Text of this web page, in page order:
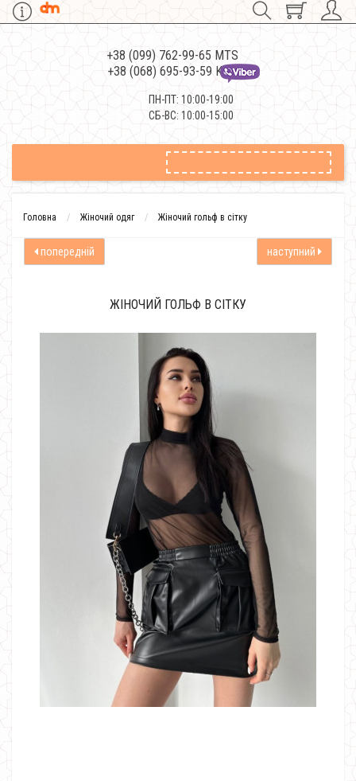
+38 (099) 762-99-65 MTS
+38 (068) 695-93-59 Kievstar
ПН-ПТ: 10:00-19:00
СБ-ВС: 10:00-15:00
Головна Жіночий одяг Жіночий гольф в сітку
попередній наступний
ЖІНОЧИЙ ГОЛЬФ В СІТКУ